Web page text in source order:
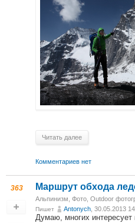
Читать далее
Комментариев нет
363 Маршрут обхода
Альпинизм Фото Outdoor
Пишет Antonych , 30.05.2013
Думаю, многих